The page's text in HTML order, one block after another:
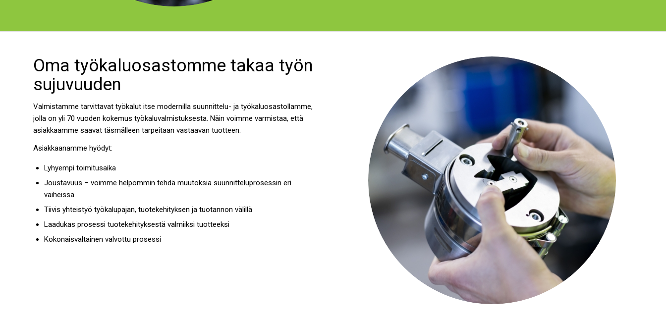
Oma työkaluosastomme takaa työn
sujuvuuden
Valmistamme tarvittavat työkalut itse modernilla suunnittelu- ja työkaluosastollamme,
jolla on yli 70 vuoden kokemus työkaluvalmistuksesta. Näin voimme varmistaa, että
asiakkaamme saavat täsmälleen tarpeitaan vastaavan tuotteen.
Asiakkaanamme hyödyt:
Lyhyempi toimitusaika
Joustavuus – voimme helpommin tehdä muutoksia suunnitteluprosessin eri
vaiheissa
Tiivis yhteistyö työkalupajan, tuotekehityksen ja tuotannon välillä
Laadukas prosessi tuotekehityksestä valmiiksi tuotteeksi
Kokonaisvaltainen valvottu prosessi